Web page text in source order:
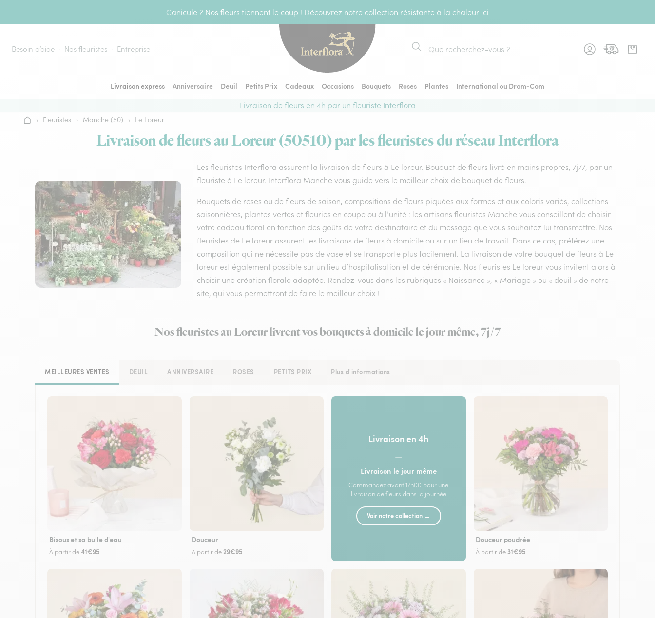
Canicule ? Nos fleurs tiennent le coup ! Découvrez notre collection résistante à la chaleur ici
Besoin d’aide Nos fleuristes Entreprise
Rechercher
Livraison express Anniversaire Deuil Petits Prix Cadeaux Occasions Bouquets Roses Plantes
International ou Drom-Com
Livraison de fleurs en 4h par un fleuriste Interflora
Accueil
› Fleuristes › Manche (50) › Le Loreur
Livraison de fleurs au Loreur (50510) par les fleuristes du réseau Interflora
Les fleuristes Interflora assurent la livraison de fleurs à Le loreur. Bouquet de fleurs livré en mains propres, 7j/7, par un
fleuriste à Le loreur. Interflora Manche vous guide vers le meilleur choix de bouquet de fleurs.
Bouquets de roses ou de fleurs de saison, compositions de fleurs piquées aux formes et aux coloris variés, collections
saisonnières, plantes vertes et fleuries en coupe ou à l’unité : les artisans fleuristes Manche vous conseillent de choisir
votre cadeau floral en fonction des goûts de votre destinataire et du message que vous souhaitez lui transmettre. Nos
fleuristes de Le loreur assurent les livraisons de fleurs à domicile ou sur un lieu de travail. Dans ce cas, préférez une
composition qui ne nécessite pas de vase et se transporte plus facilement. La livraison de votre bouquet de fleurs à Le
loreur est également possible sur un lieu d’hospitalisation et de cérémonie. Nos fleuristes Le loreur vous invitent alors à
choisir une création florale adaptée. Rendez-vous dans les rubriques « Naissance », « Mariage » ou « deuil » de notre
site, qui vous permettront de faire le meilleur choix !
Nos fleuristes au Loreur livrent vos bouquets à domicile le jour même, 7j/7
MEILLEURES VENTES DEUIL ANNIVERSAIRE ROSES PETITS PRIX Plus d'informations
Bisous et sa bulle d'eau
À partir de41€95
Douceur
À partir de 29€95
Livraison en 4h
—
Livraison le jour même
Commandez avant 17h00 pour une
livraison de fleurs dans la journée
Voir notre collection →
Douceur poudrée
À partir de 31€95